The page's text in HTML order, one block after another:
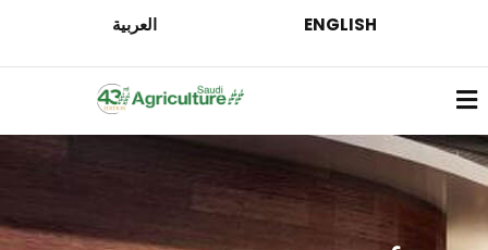
ENGLISH العربية